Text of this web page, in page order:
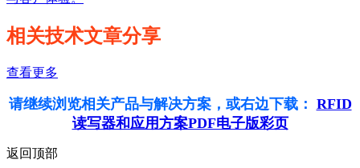
相关技术文章分享
查看更多
请继续浏览相关产品与解决方案，或右边下载： RFID
读写器和应用方案PDF电子版彩页
返回顶部